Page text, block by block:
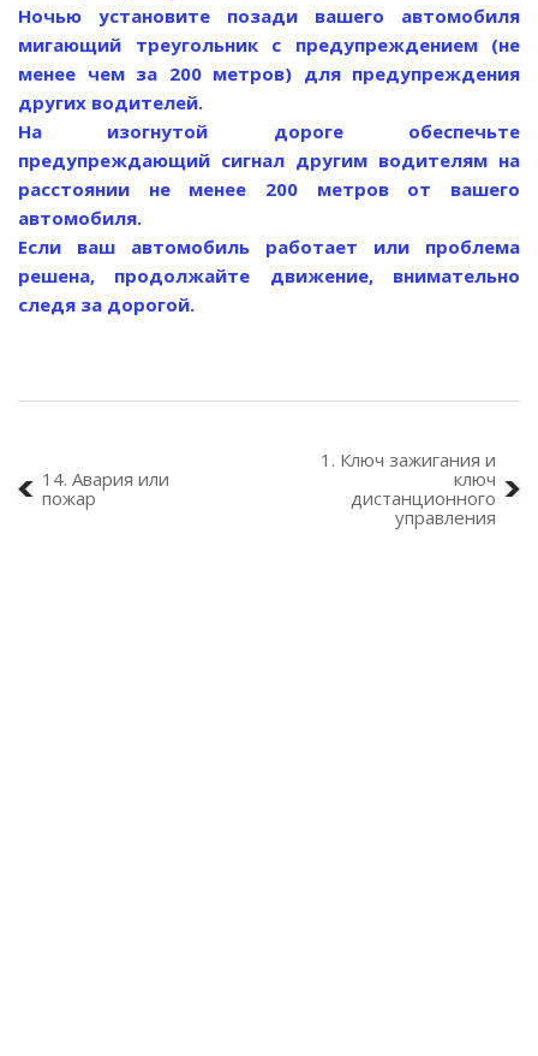
Ночью установите позади вашего автомобиля
мигающий треугольник с предупреждением (не
менее чем за 200 метров) для предупреждения
других водителей.
На изогнутой дороге обеспечьте
предупреждающий сигнал другим водителям на
расстоянии не менее 200 метров от вашего
автомобиля.
Если ваш автомобиль работает или проблема
решена, продолжайте движение, внимательно
следя за дорогой.
14. Авария или
пожар
1. Ключ зажигания и
ключ
дистанционного
управления